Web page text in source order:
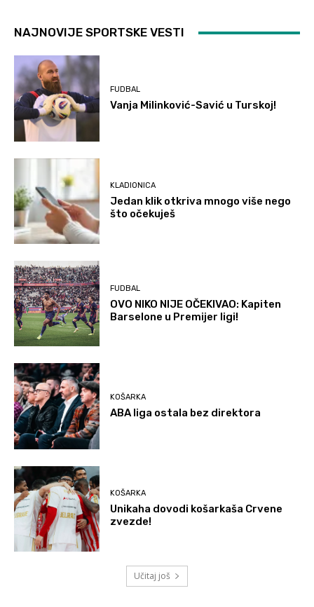
NAJNOVIJE SPORTSKE VESTI
FUDBAL
Vanja Milinković-Savić u Turskoj!
KLADIONICA
Jedan klik otkriva mnogo više nego
što očekuješ
FUDBAL
OVO NIKO NIJE OČEKIVAO: Kapiten
Barselone u Premijer ligi!
KOŠARKA
ABA liga ostala bez direktora
KOŠARKA
Unikaha dovodi košarkaša Crvene
zvezde!
Učitaj još